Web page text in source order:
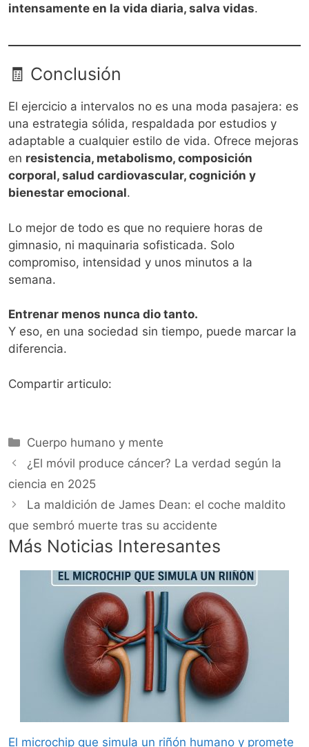
intensamente en la vida diaria, salva vidas.
🧾 Conclusión
El ejercicio a intervalos no es una moda pasajera: es
una estrategia sólida, respaldada por estudios y
adaptable a cualquier estilo de vida. Ofrece mejoras
en resistencia, metabolismo, composición
corporal, salud cardiovascular, cognición y
bienestar emocional.
Lo mejor de todo es que no requiere horas de
gimnasio, ni maquinaria sofisticada. Solo
compromiso, intensidad y unos minutos a la
semana.
Entrenar menos nunca dio tanto.
Y eso, en una sociedad sin tiempo, puede marcar la
diferencia.
Compartir articulo:
Categorías
Cuerpo humano y mente
¿El móvil produce cáncer? La verdad según la
ciencia en 2025
La maldición de James Dean: el coche maldito
que sembró muerte tras su accidente
Más Noticias Interesantes
El microchip que simula un riñón humano y promete